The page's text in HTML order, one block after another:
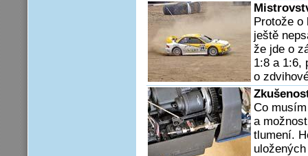
Protože o
ještě
že jde o
1:8 a 1:6,
o
Co
a
tlumení.